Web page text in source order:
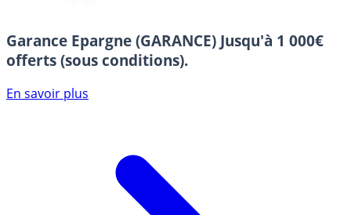
Garance Epargne (GARANCE) Jusqu'à 1 000€
offerts (sous conditions).
En savoir plus